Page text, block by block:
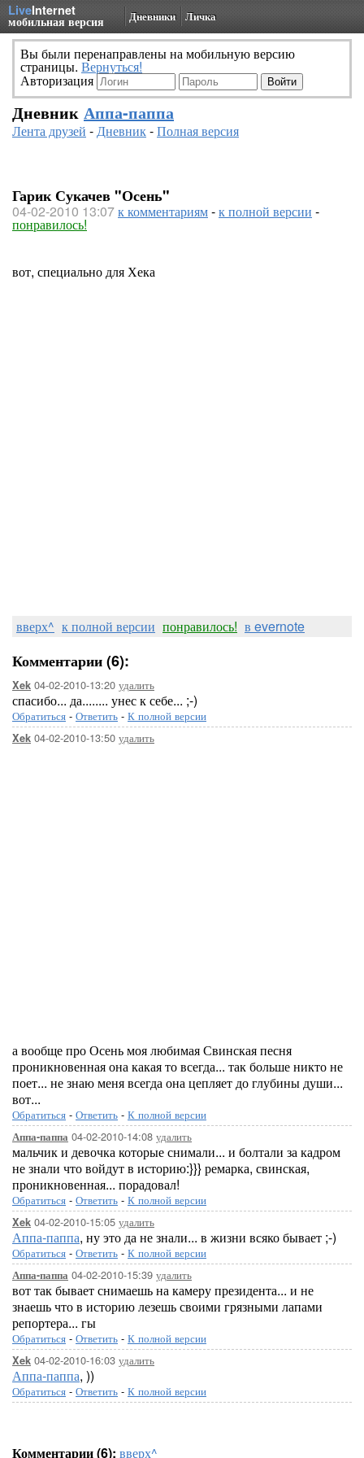
LiveInternet
мобильная версия Дневники Личка
Вы были перенаправлены на мобильную версию
страницы. Вернуться!
Авторизация
Дневник Аппа-паппа
Лента друзей -Дневник-Полная версия
Гарик Сукачев "Осень"
04-02-2010 13:07к комментариям-к полной версии -
понравилось!
вот, специально для Хека
вверх^ к полной версии понравилось! в evernote
Комментарии (6):
Xek 04-02-2010-13:20 удалить
спасибо... да........ унес к себе... ;-)
Обратиться - Ответить - К полной версии
Xek 04-02-2010-13:50 удалить
а вообще про Осень моя любимая Свинская песня
проникновенная она какая то всегда... так больше никто не
поет... не знаю меня всегда она цепляет до глубины души...
вот...
Обратиться - Ответить - К полной версии
Аппа-паппа 04-02-2010-14:08 удалить
мальчик и девочка которые снимали... и болтали за кадром
не знали что войдут в историю:}}} ремарка, свинская,
проникновенная... порадовал!
Обратиться - Ответить - К полной версии
Xek 04-02-2010-15:05 удалить
Аппа-паппа, ну это да не знали... в жизни всяко бывает ;-)
Обратиться - Ответить - К полной версии
Аппа-паппа 04-02-2010-15:39 удалить
вот так бывает снимаешь на камеру президента... и не
знаешь что в историю лезешь своими грязными лапами
репортера... гы
Обратиться - Ответить - К полной версии
Xek 04-02-2010-16:03 удалить
Аппа-паппа, ))
Обратиться - Ответить - К полной версии
Комментарии (6): вверх^